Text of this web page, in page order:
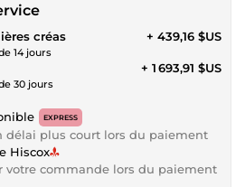
créas
14 jours
+ 439,16 $US
30 jours
+ 1 693,91 $US
EXPRESS
délai plus court lors du paiement
Hiscox
votre commande lors du paiement